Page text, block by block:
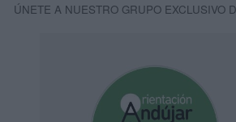
ÚNETE A NUESTRO GRUPO EXCLUSIVO